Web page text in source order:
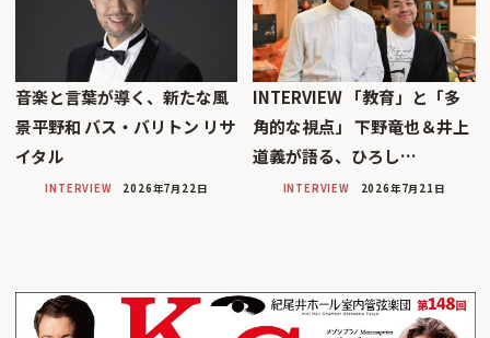
音楽と言葉が導く、新たな風
景平野和 バス・バリトン リサ
イタル
INTERVIEW 2026年7月22日
INTERVIEW 「教育」と「多
角的な視点」 下野竜也＆井上
道義が語る、ひろし…
INTERVIEW 2026年7月21日